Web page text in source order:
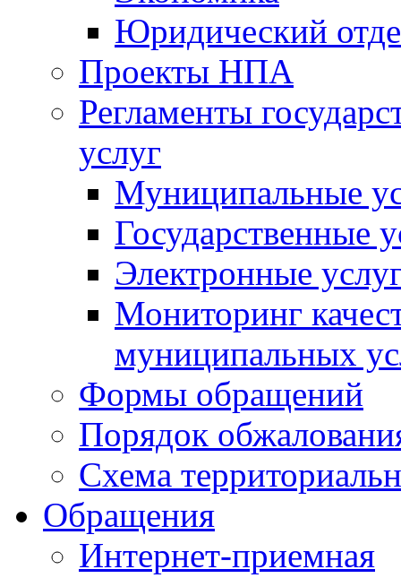
Юридический
Проекты НПА
Регламенты
услуг
Муниципальные
Государственные
Электронные
Мониторинг
муниципальных
Формы обращений
Порядок
Схема
Обращения
Интернет-приемная